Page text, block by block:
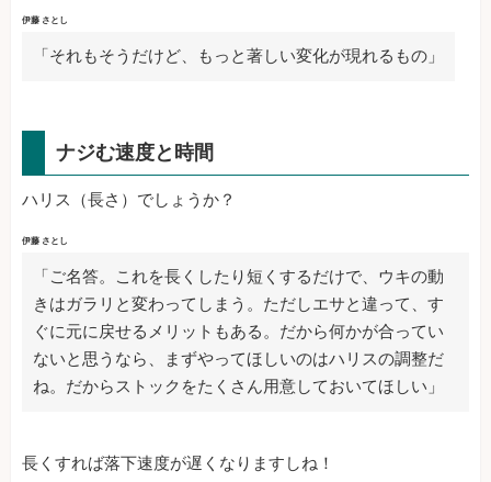
伊藤 さとし
「それもそうだけど、もっと著しい変化が現れるもの」
ナジむ速度と時間
ハリス（長さ）でしょうか？
伊藤 さとし
「ご名答。これを長くしたり短くするだけで、ウキの動
きはガラリと変わってしまう。ただしエサと違って、す
ぐに元に戻せるメリットもある。だから何かが合ってい
ないと思うなら、まずやってほしいのはハリスの調整だ
ね。だからストックをたくさん用意しておいてほしい」
長くすれば落下速度が遅くなりますしね！